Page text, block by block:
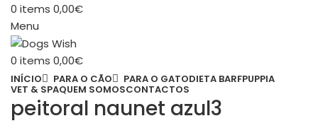
0 items 0,00€
Menu
0 items 0,00€
INÍCIO PARA O CÃO PARA O GATODIETA BARFPUPPIA
VET & SPAQUEM SOMOSCONTACTOS
peitoral naunet azul3